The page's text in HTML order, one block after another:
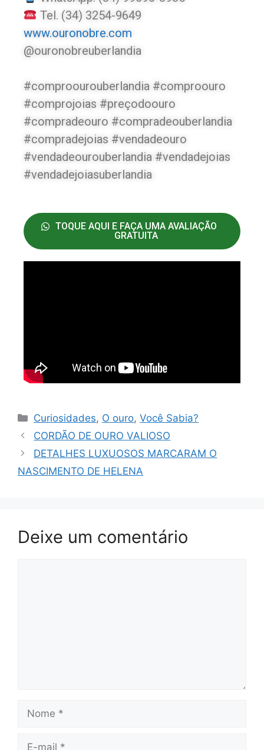
Tel. (34) 3254-9649
www.ouronobre.com
@ouronobreuberlandia
#comproourouberlandia #comproouro
#comprojoias #preçodoouro
#compradeouro #compradeouberlandia
#compradejoias #vendadeouro
#vendadeourouberlandia #vendadejoias
#vendadejoiasuberlandia
TOQUE AQUI E FAÇA UMA AVALIAÇÃO
GRATUITA
Curiosidades, O ouro,Você Sabia?
CORDÃO DE OURO VALIOSO
DETALHES LUXUOSOS MARCARAM O
NASCIMENTO DE HELENA
Deixe um comentário